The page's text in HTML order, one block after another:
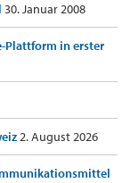
30. Januar 2008
Plattform in erster
2. August 2026